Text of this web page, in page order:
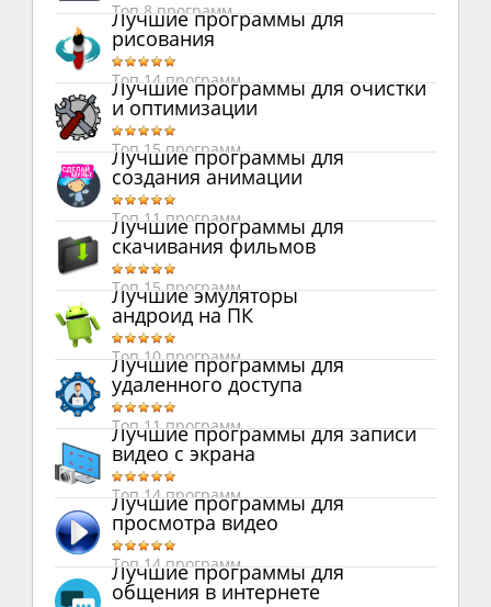
Топ 8 программ
Лучшие программы для
рисования
Топ 14 программ
Лучшие программы для очистки
и оптимизации
Топ 15 программ
Лучшие программы для
создания анимации
Топ 11 программ
Лучшие программы для
скачивания фильмов
Топ 15 программ
Лучшие эмуляторы
андроид на ПК
Топ 10 программ
Лучшие программы для
удаленного доступа
Топ 11 программ
Лучшие программы для записи
видео с экрана
Топ 14 программ
Лучшие программы для
просмотра видео
Топ 14 программ
Лучшие программы для
общения в интернете